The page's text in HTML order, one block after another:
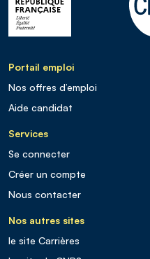
Portail emploi
Nos offres d’emploi
Aide candidat
Services
Se connecter
Créer un compte
Nous contacter
Nos autres sites
le site Carrières